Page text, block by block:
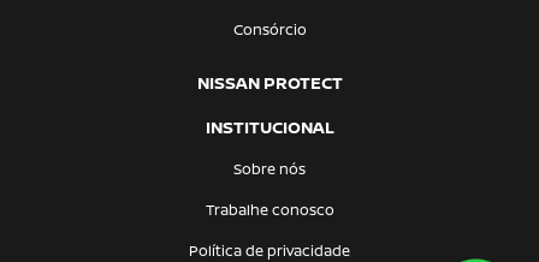
Consórcio
NISSAN PROTECT
INSTITUCIONAL
Sobre nós
Trabalhe conosco
Política de privacidade